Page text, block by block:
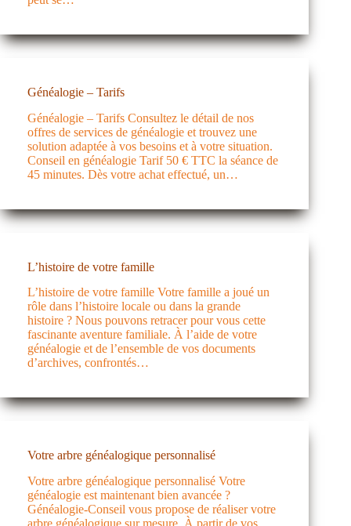
Généalogie – Tarifs
Généalogie – Tarifs Consultez le détail de nos
offres de services de généalogie et trouvez une
solution adaptée à vos besoins et à votre situation.
Conseil en généalogie Tarif 50 € TTC la séance de
45 minutes. Dès votre achat effectué, un…
L’histoire de votre famille
L’histoire de votre famille Votre famille a joué un
rôle dans l’histoire locale ou dans la grande
histoire ? Nous pouvons retracer pour vous cette
fascinante aventure familiale. À l’aide de votre
généalogie et de l’ensemble de vos documents
d’archives, confrontés…
Votre arbre généalogique personnalisé
Votre arbre généalogique personnalisé Votre
généalogie est maintenant bien avancée ?
Généalogie-Conseil vous propose de réaliser votre